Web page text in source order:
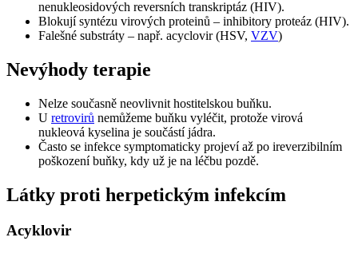
nenukleosidových reversních transkriptáz (HIV).
Blokují syntézu virových proteinů – inhibitory proteáz (HIV).
Falešné substráty – např. acyclovir (HSV, VZV)
Nevýhody terapie
Nelze současně neovlivnit hostitelskou buňku.
U retrovirů nemůžeme buňku vyléčit, protože virová
nukleová kyselina je součástí jádra.
Často se infekce symptomaticky projeví až po ireverzibilním
poškození buňky, kdy už je na léčbu pozdě.
Látky proti herpetickým infekcím
Acyklovir